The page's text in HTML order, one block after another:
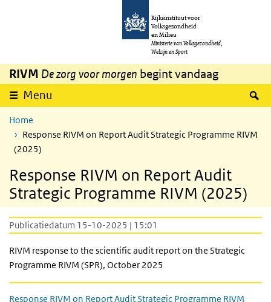
Overslaan en naar de inhoud gaan
Rijksinstituut voor
Volksgezondheid
en Milieu
Ministerie van Volksgezondheid,
Welzijn en Sport
RIVM De zorg voor morgen begint vandaag
Menu
Home
Response RIVM on Report Audit Strategic Programme RIVM
(2025)
Response RIVM on Report Audit
Strategic Programme RIVM (2025)
Publicatiedatum 15-10-2025 | 15:01
RIVM response to the scientific audit report on the Strategic
Programme RIVM (SPR), October 2025
Response RIVM on Report Audit Strategic Programme RIVM